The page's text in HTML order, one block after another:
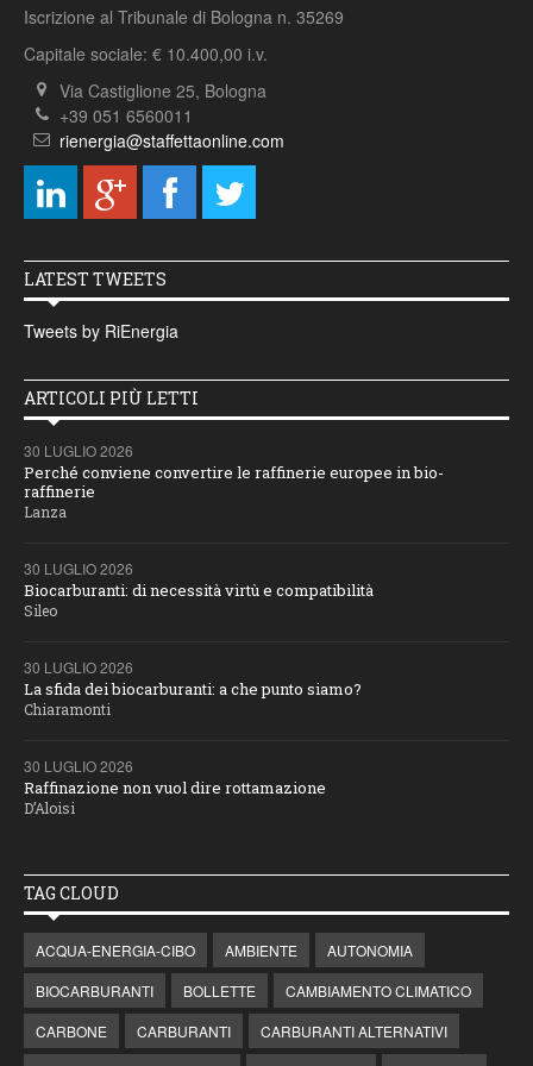
Iscrizione al Tribunale di Bologna n. 35269
Capitale sociale: € 10.400,00 i.v.
Via Castiglione 25, Bologna
+39 051 6560011
rienergia@staffettaonline.com
LATEST TWEETS
Tweets by RiEnergia
ARTICOLI PIÙ LETTI
30 LUGLIO 2026
Perché conviene convertire le raffinerie europee in bio-
raffinerie
Lanza
30 LUGLIO 2026
Biocarburanti: di necessità virtù e compatibilità
Sileo
30 LUGLIO 2026
La sfida dei biocarburanti: a che punto siamo?
Chiaramonti
30 LUGLIO 2026
Raffinazione non vuol dire rottamazione
D’Aloisi
TAG CLOUD
ACQUA-ENERGIA-CIBO AMBIENTE
AUTONOMIA
BIOCARBURANTI
BOLLETTE
CAMBIAMENTO CLIMATICO
CARBONE
CARBURANTI
CARBURANTI ALTERNATIVI